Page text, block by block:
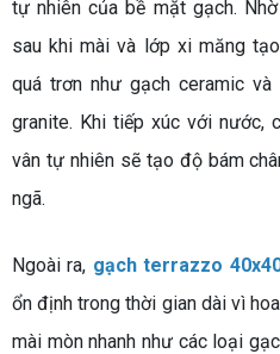
tự nhiên của bề mặt gạch.
sau khi mài và lớp xi măng
quá trơn như gạch ceramic
granite. Khi tiếp xúc với
vân tự nhiên sẽ tạo độ bám
ngã.
Ngoài ra, gạch terrazzo
ổn định trong thời gian dài vì
mài mòn nhanh như các loại